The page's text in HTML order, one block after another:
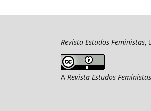
Revista Estudos Feministas,
A Revista Estudos Feministas